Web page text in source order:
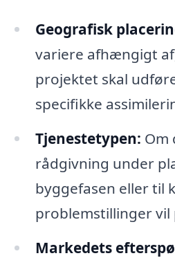
Geografisk
variere afhængigt
projektet skal
specifikke
Tjenestetypen: Om
rådgivning under
byggefasen eller til
problemstillinger vil
Markedets